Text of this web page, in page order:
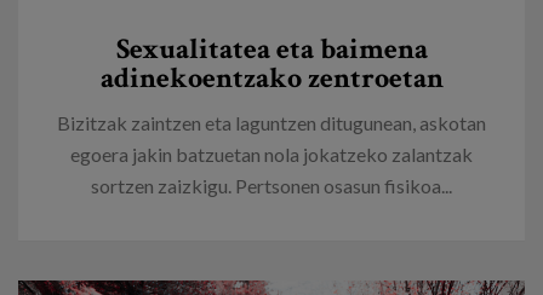
Salaketa-kanalaSexualitatea eta baimena
adinekoentzako zentroetan
Bizitzak zaintzen eta laguntzen ditugunean, askotan
egoera jakin batzuetan nola jokatzeko zalantzak
sortzen zaizkigu. Pertsonen osasun fisikoa...